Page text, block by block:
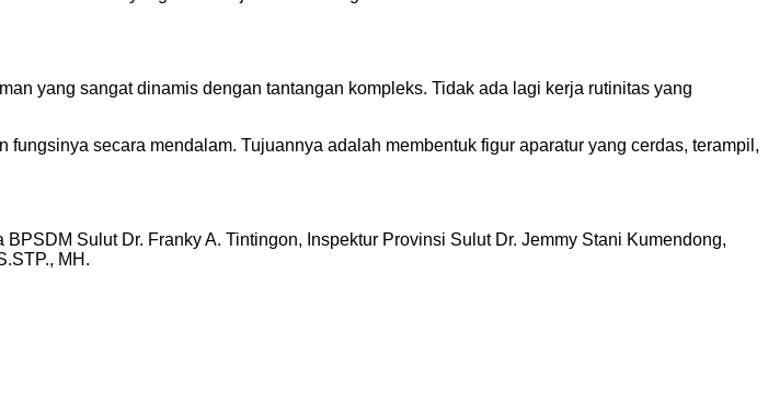
yang sangat dinamis dengan tantangan kompleks. Tidak ada lagi kerja rutinitas yang
secara mendalam. Tujuannya adalah membentuk figur aparatur yang cerdas, terampil,
Sulut Dr. Franky A. Tintingon, Inspektur Provinsi Sulut Dr. Jemmy Stani Kumendong,
MH.